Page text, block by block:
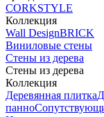
CORKSTYLE
Коллекция
Wall DesignBRICK
Виниловые стены
Стены из дерева
Стены из дерева
Коллекция
Деревянная плитка
панно